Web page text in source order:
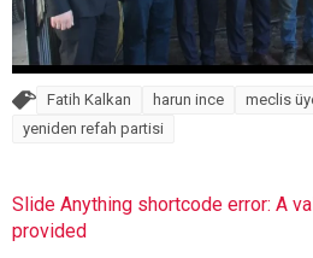
Fatih Kalkan harun ince meclis
yeniden refah partisi
Slide Anything shortcode error: A
provided